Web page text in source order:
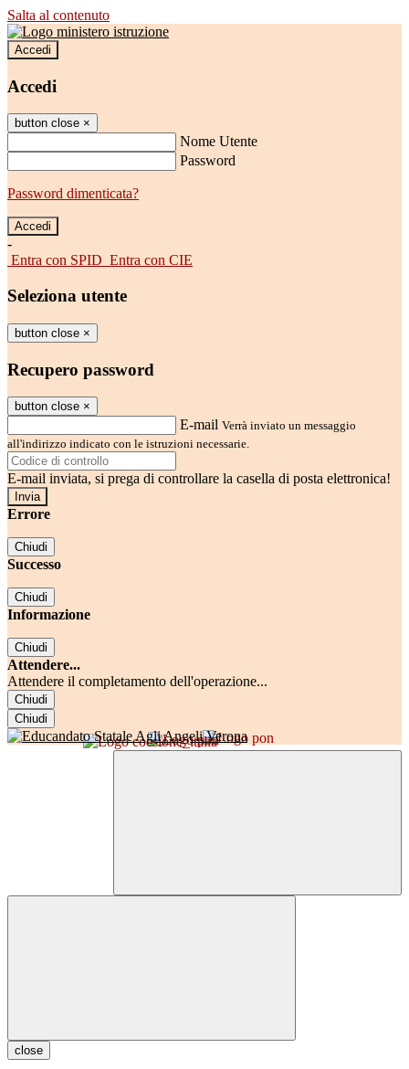
Salta al contenuto
Accedi
Accedi
button close ×
Nome Utente
Password
Password dimenticata?
-
Entra con SPID Entra con CIE
Seleziona utente
button close ×
Recupero password
button close ×
E-mail Verrà inviato un messaggio
all'indirizzo indicato con le istruzioni necessarie.
E-mail inviata, si prega di controllare la casella di posta elettronica!
Errore
Chiudi
Successo
Chiudi
Informazione
Chiudi
Attendere...
Attendere il completamento dell'operazione...
Chiudi
Chiudi
close